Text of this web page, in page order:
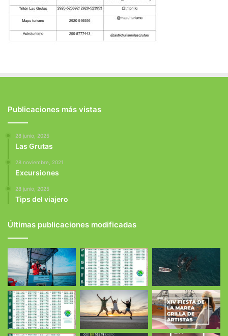
Publicaciones más vistas
28 junio, 2025
Las Grutas
28 noviembre, 2021
Excursiones
28 junio, 2025
Tips del viajero
Últimas publicaciones modificadas